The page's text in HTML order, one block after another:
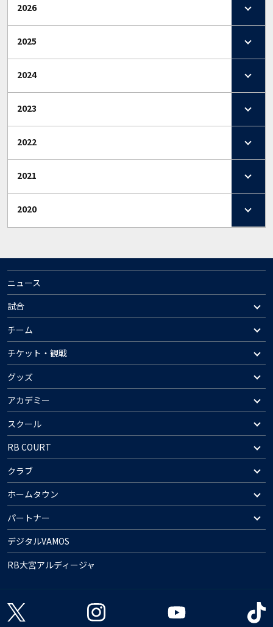
2026
2025
2024
2023
2022
2021
2020
ニュース
試合
チーム
チケット・観戦
グッズ
アカデミー
スクール
RB COURT
クラブ
ホームタウン
パートナー
デジタルVAMOS
RB大宮アルディージャ